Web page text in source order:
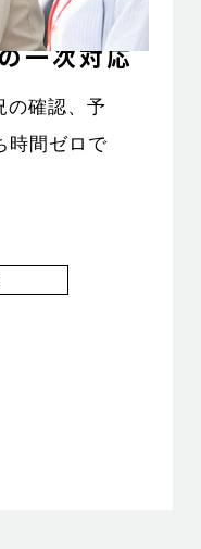
一次対応
の確認、予
時間ゼロで